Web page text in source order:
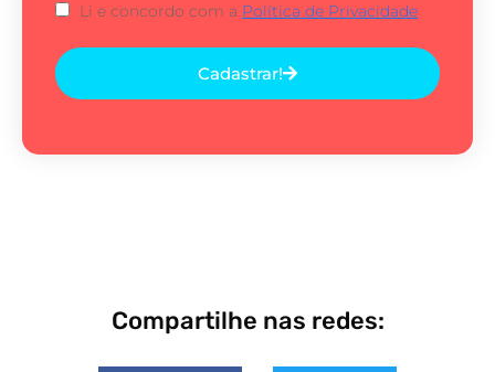
Li e concordo com a Política de Privacidade
Cadastrar!
Compartilhe nas redes: